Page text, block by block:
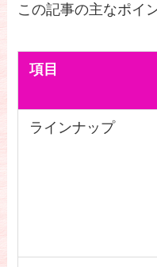
この記事の主なポイ
項目
ラインナップ